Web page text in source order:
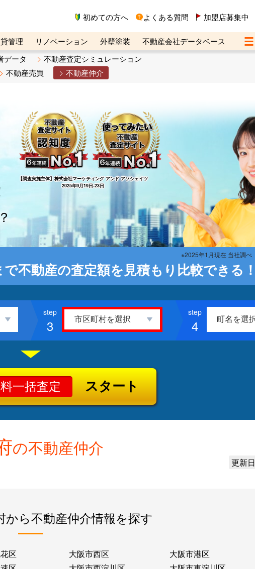
初めての方へ よくある質問 加盟店募集中
管理 リノベーション 外壁塗装
不動産会社データベース
ジンBiz 不動産売却ご相談デスク
データ
不動産査定シミュレーション
不動産売買 不動産仲介
【調査実施主体】株式会社マーケティング アンド アソシェイツ
2025年9月19日-23日
不動産の査定額を見積もり比較できる！
※2025年1月現在 当社調べ
3 4
一括査定 スタート
の不動産仲介
更新日
から不動産仲介情報を探す
区 大阪市西区
大阪市港区